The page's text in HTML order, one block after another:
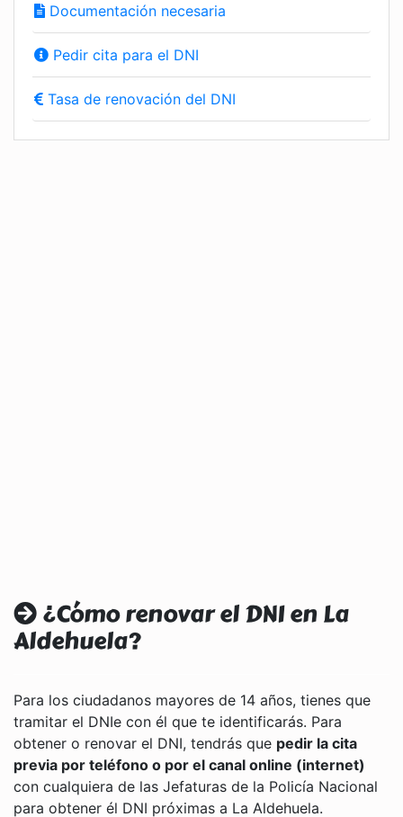
Documentación necesaria
Pedir cita para el DNI
Tasa de renovación del DNI
¿Cómo renovar el DNI en La
Aldehuela?
Para los ciudadanos mayores de 14 años, tienes que
tramitar el DNIe con él que te identificarás. Para
obtener o renovar el DNI, tendrás que pedir la cita
previa por teléfono o por el canal online (internet)
con cualquiera de las Jefaturas de la Policía Nacional
para obtener él DNI próximas a La Aldehuela.